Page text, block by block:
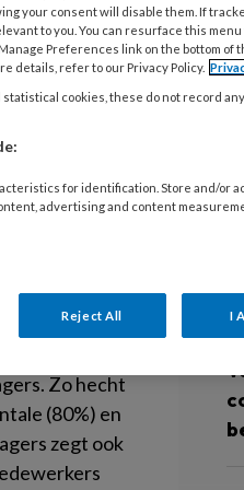
van de
Zo hecht
(80%) en
zegt ook
7
your consent will disable them. If
to you. You can resurface this
Preferences link on the bottom of
details, refer to our Privacy Policy.
cookies, these do not record
for identification. Store and/or
advertising and content
Reject All I